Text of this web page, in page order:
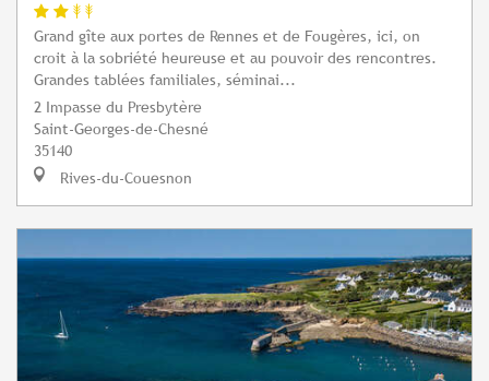
Grand gîte aux portes de Rennes et de Fougères, ici, on
croit à la sobriété heureuse et au pouvoir des rencontres.
Grandes tablées familiales, séminai...
2 Impasse du Presbytère
Saint-Georges-de-Chesné
35140
Rives-du-Couesnon